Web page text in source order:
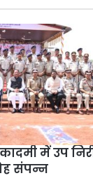
में उप
संपन्न